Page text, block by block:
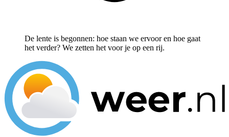
De lente is begonnen: hoe staan we ervoor en hoe gaat
het verder? We zetten het voor je op een rij.